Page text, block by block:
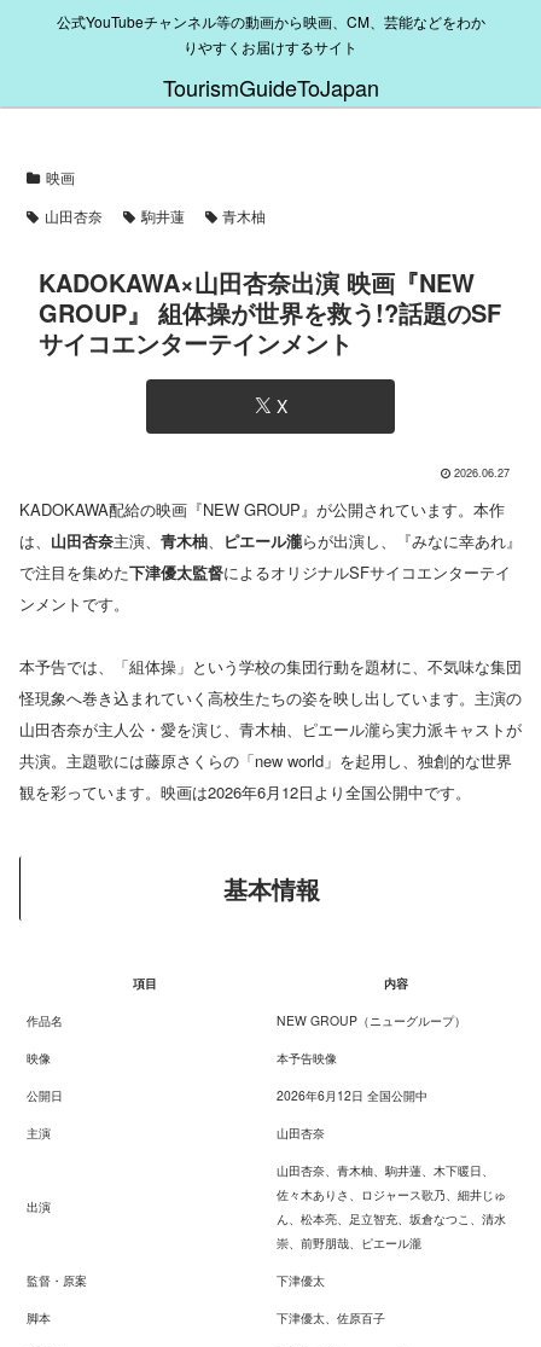
公式YouTubeチャンネル等の動画から映画、CM、芸能などをわか
りやすくお届けするサイト
TourismGuideToJapan
映画
山田杏奈
駒井蓮 青木柚
KADOKAWA×山田杏奈出演 映画『NEW
GROUP』 組体操が世界を救う!?話題のSF
サイコエンターテインメント
X
2026.06.27
KADOKAWA配給の映画『NEW GROUP』が公開されています。本作
は、 山田杏奈主演、 青木柚、 ピエール瀧らが出演し、『みなに幸あれ』
で注目を集めた下津優太監督によるオリジナルSFサイコエンターテイ
ンメントです。
本予告では、「組体操」という学校の集団行動を題材に、不気味な集団
怪現象へ巻き込まれていく高校生たちの姿を映し出しています。主演の
山田杏奈が主人公・愛を演じ、青木柚、ピエール瀧ら実力派キャストが
共演。主題歌には藤原さくらの「new world」を起用し、独創的な世界
観を彩っています。映画は2026年6月12日より全国公開中です。
基本情報
項目 内容
作品名 NEW GROUP（ニューグループ）
映像 本予告映像
公開日 2026年6月12日 全国公開中
主演 山田杏奈
出演
山田杏奈、青木柚、駒井蓮、木下暖日、
佐々木ありさ、ロジャース歌乃、細井じゅ
ん、松本亮、足立智充、坂倉なつこ、清水
崇、前野朋哉、ピエール瀧
監督・原案 下津優太
脚本 下津優太、佐原百子